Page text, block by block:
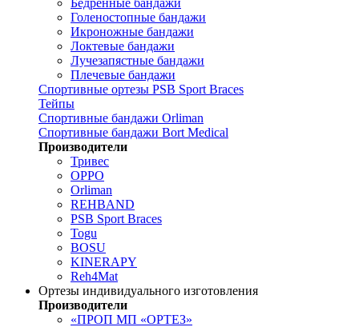
Бедренные бандажи
Голеностопные бандажи
Икроножные бандажи
Локтевые бандажи
Лучезапястные бандажи
Плечевые бандажи
Спортивные ортезы PSB Sport Braces
Тейпы
Спортивные бандажи Orliman
Спортивные бандажи Bort Medical
Производители
Тривес
OPPO
Orliman
REHBAND
PSB Sport Braces
Togu
BOSU
KINERAPY
Reh4Mat
Ортезы индивидуального изготовления
Производители
«ПРОП МП «ОРТЕЗ»